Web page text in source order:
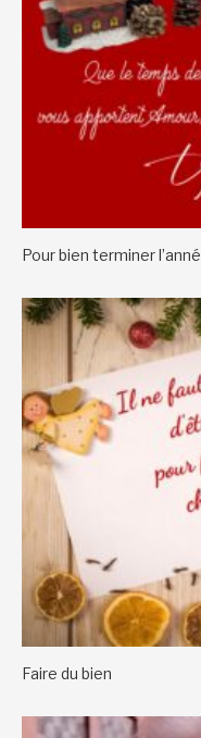
Pour bien terminer
Faire du bien